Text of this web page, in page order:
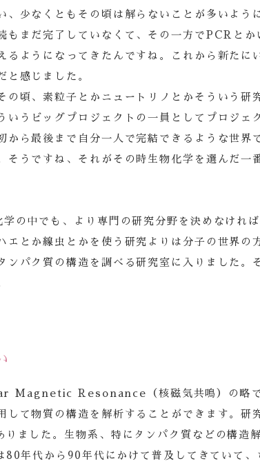
、少なくともその頃は解らないことが多いよう
もまだ完了していなくて、その一方でPCRとか
るようになってきたんですね。これから新たに
と感じました。
の頃、素粒子とかニュートリノとかそういう研
いうビッグプロジェクトの一員としてプロジェ
から最後まで自分一人で完結できるような世界
そうですね、それがその時生物化学を選んだ一
の中でも、より専門の研究分野を決めなけれ
エとか線虫とかを使う研究よりは分子の世界の
ンパク質の構造を調べる研究室に入りました。
Magnetic Resonance（核磁気共鳴）の略
して物質の構造を解析することができます。研
ました。生物系、特にタンパク質などの構造
年代から90年代にかけて普及してきていて、